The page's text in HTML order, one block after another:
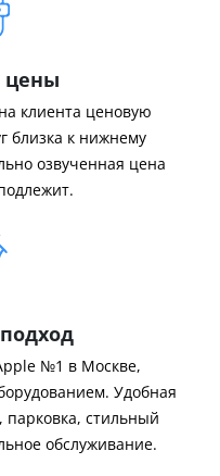
цены
клиента ценовую
близка к нижнему
озвученная цена
№1 в Москве,
Удобная
парковка, стильный
обслуживание.